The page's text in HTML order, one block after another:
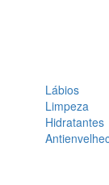
Lábios
Limpeza
Hidratantes